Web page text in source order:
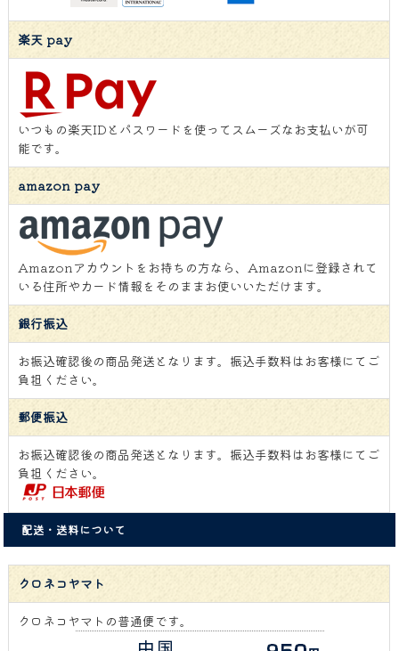
楽天 pay
いつもの楽天IDとパスワードを使ってスムーズなお支払いが可
能です。
amazon pay
Amazonアカウントをお持ちの方なら、Amazonに登録されて
いる住所やカード情報をそのままお使いいただけます。
銀行振込
お振込確認後の商品発送となります。振込手数料はお客様にてご
負担ください。
郵便振込
お振込確認後の商品発送となります。振込手数料はお客様にてご
負担ください。
配送・送料について
クロネコヤマト
クロネコヤマトの普通便です。